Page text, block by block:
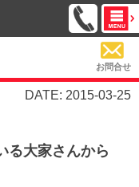
お問合せ
DATE: 2015-03-25
る大家さんから